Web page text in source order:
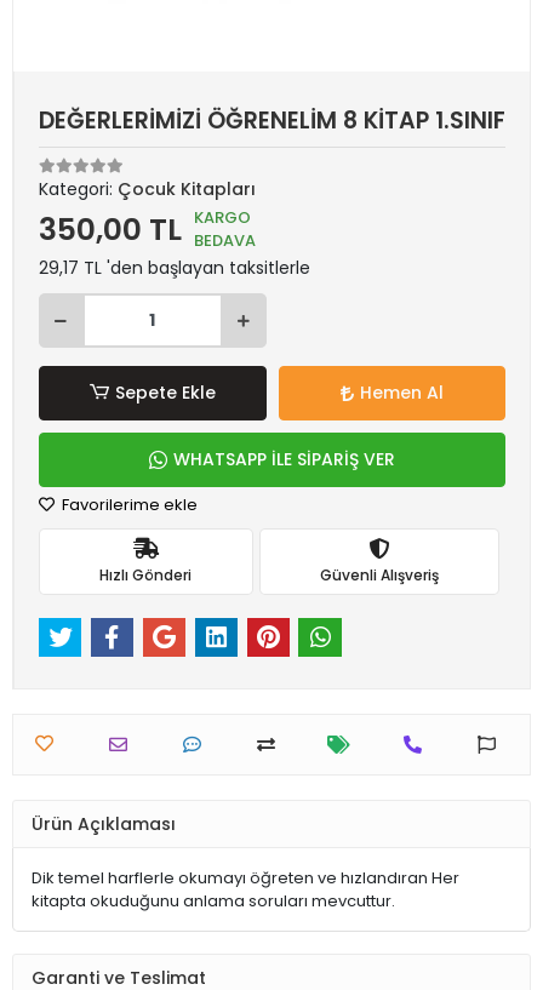
DEĞERLERİMİZİ ÖĞRENELİM 8 KİTAP 1.SINIF
Kategori: Çocuk Kitapları
350,00 TL KARGO
BEDAVA
29,17 TL 'den başlayan taksitlerle
Sepete Ekle Hemen Al
WHATSAPP İLE SİPARİŞ VER
Favorilerime ekle
Hızlı Gönderi Güvenli Alışveriş
Ürün Açıklaması
Dik temel harflerle okumayı öğreten ve hızlandıran Her
kitapta okuduğunu anlama soruları mevcuttur.
Garanti ve Teslimat